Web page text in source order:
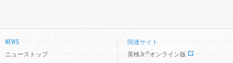
NEWS
ニューストップ
関連サイト
英検Jr.®オンライン版